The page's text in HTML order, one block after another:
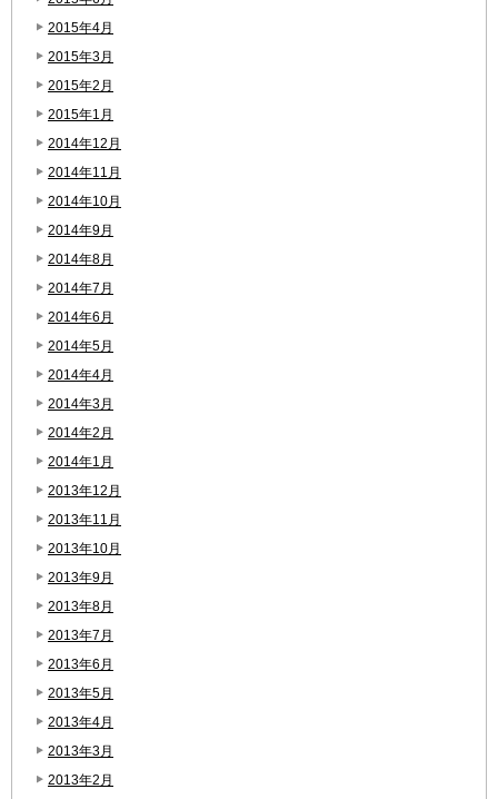
2015年4月
2015年3月
2015年2月
2015年1月
2014年12月
2014年11月
2014年10月
2014年9月
2014年8月
2014年7月
2014年6月
2014年5月
2014年4月
2014年3月
2014年2月
2014年1月
2013年12月
2013年11月
2013年10月
2013年9月
2013年8月
2013年7月
2013年6月
2013年5月
2013年4月
2013年3月
2013年2月